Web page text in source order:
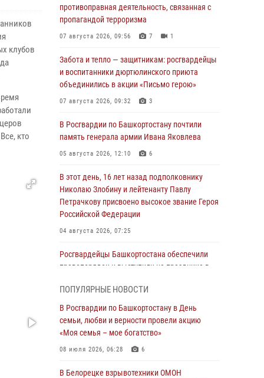
клубов
кто
противоправная деятельность, связанная с
пропагандой терроризма
07 августа 2026, 09:56 7 1
Забота и тепло — защитникам: росгвардейцы
и воспитанники дюртюлинского приюта
объединились в акции «Письмо герою»
07 августа 2026, 09:32 3
В Росгвардии по Башкортостану почтили
память генерала армии Ивана Яковлева
05 августа 2026, 12:10 6
В этот день, 16 лет назад подполковнику
Николаю Злобину и лейтенанту Павлу
Петрачкову присвоено высокое звание Героя
Российской Федерации
04 августа 2026, 07:25
Росгвардейцы Башкортостана обеспечили
правопорядок и выступили на празднике в
За героями - будущее: В Башкортостане
стартовала акция Росгвардии "Письмо
ПОПУЛЯРНЫЕ НОВОСТИ
В Росгвардии по Башкортостану в День
семьи, любви и верности провели акцию
«Моя семья – мое богатство»
08 июля 2026, 06:28 6
В Белорецке взрывотехники ОМОН